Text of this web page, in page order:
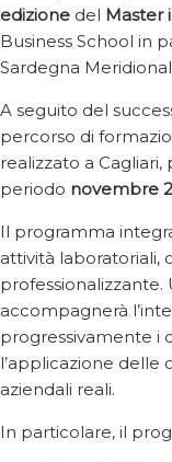
edizione del Master
Business School in
Sardegna
A seguito del
percorso di
realizzato a Cagliari,
periodo novembre
Il programma
attività
accompagnerà
progressivamente i
l’applicazione delle
aziendali reali.
In particolare, il